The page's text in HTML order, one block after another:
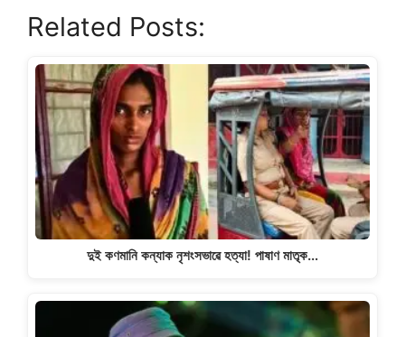
at
s
A
p
p
c
e
b
o
o
k
e
gr
a
m
y
Li
n
k
e
Related Posts:
দুই কণমানি কন্যাক নৃশংসভাৱে হত্যা! পাষাণ মাতৃক…